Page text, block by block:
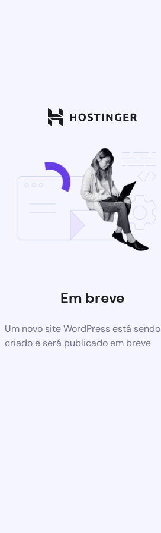
Em breve
Um novo site WordPress está sendo
criado e será publicado em breve